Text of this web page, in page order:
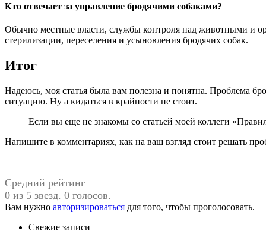
Кто отвечает за управление бродячими собаками?
Обычно местные власти, службы контроля над животными и
стерилизации, переселения и усыновления бродячих собак.
Итог
Надеюсь, моя статья была вам полезна и понятна. Проблема
ситуацию. Ну а кидаться в крайности не стоит.
Если вы еще не знакомы со статьей моей коллеги
Напишите в комментариях, как на ваш взгляд стоит решать
Средний рейтинг
0 из 5 звезд. 0 голосов.
Вам нужно авторизироваться для того, чтобы проголосовать.
Свежие записи